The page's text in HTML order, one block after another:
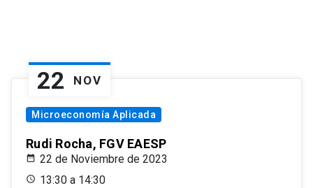
22 NOV
Microeconomía Aplicada
Rudi Rocha, FGV EAESP
22 de Noviembre de 2023
13:30 a 14:30